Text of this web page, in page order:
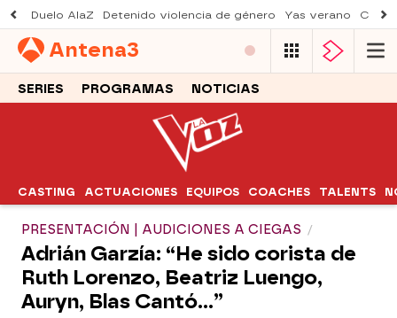
Duelo AlaZ Detenido violencia de género Yas verano
Antena3
SERIES PROGRAMAS NOTICIAS
CASTING ACTUACIONES EQUIPOS COACHES TALENTS
PRESENTACIÓN | AUDICIONES A CIEGAS
Adrián Garzía: “He sido corista de
Ruth Lorenzo, Beatriz Luengo,
Auryn, Blas Cantó...”